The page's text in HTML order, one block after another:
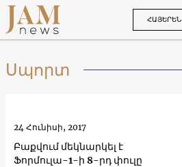
ՀԱՅԵՐԵՆ
Սպորտ
Բաքվում մեկնարկել է
Ֆորմուլա-1-ի 8-րդ փուլը
24 Հունիսի, 2017